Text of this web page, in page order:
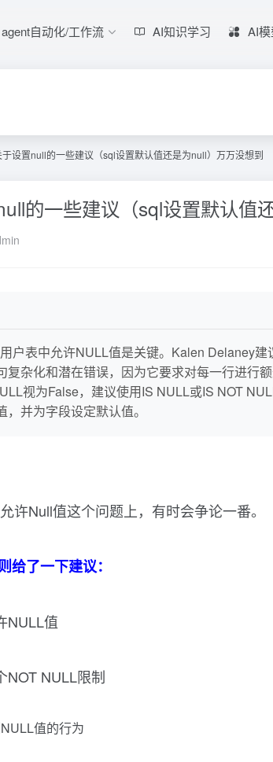
自动化/工作流 AI知识学习 AI
设置null的一些建议（sql设置默认值还是为null）万万没想到
的一些建议（sql设置默认值
户表中允许NULL值是关键。Kalen Delaney
复杂化和潜在错误，因为它要求对每一行进
视为False，建议使用IS NULL或IS NOT
并为字段设定默认值。
许Null值这个问题上，有时会争论一番。
了一下建议：
NULL值
NOT NULL限制
值的行为